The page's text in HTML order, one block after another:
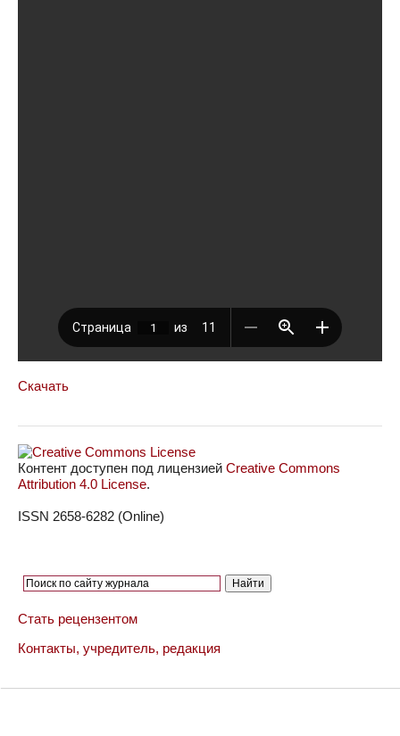
Скачать
Контент доступен под лицензией Creative Commons
Attribution 4.0 License.
ISSN 2658-6282 (Online)
Стать рецензентом
Контакты, учредитель, редакция